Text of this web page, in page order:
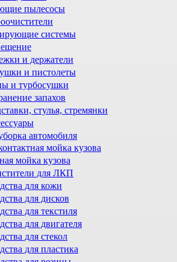
пылесосы
системы
и держатели
и пистолеты
и турбосушки
запахов
стулья, стремянки
автомобиля
мойка кузова
мойка кузова
для ЛКП
для кожи
для дисков
для текстиля
для двигателя
для стекол
для пластика